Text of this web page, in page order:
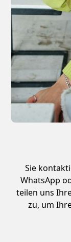
Sie
WhatsApp
teilen uns
zu, um